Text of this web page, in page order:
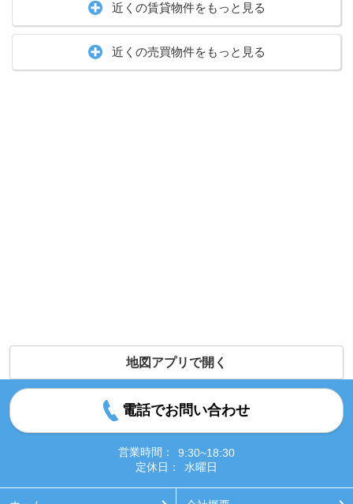
近くの賃貸物件をもっと見る
近くの売買物件をもっと見る
地図アプリで開く
電話でお問い合わせ
営業時間：
9:30~18:30
定休日：
水曜日